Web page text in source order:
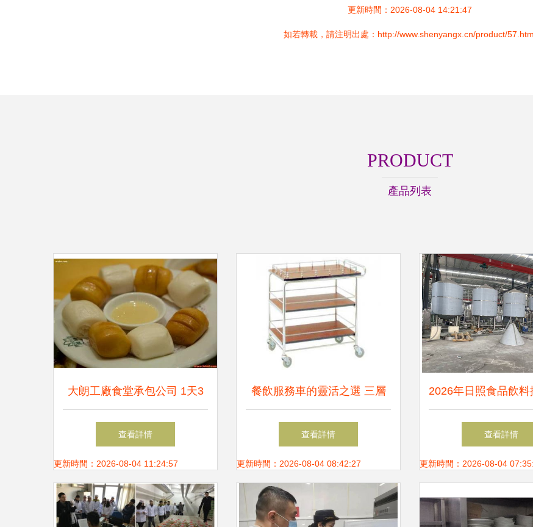
更新時間：2026-08-04 14:21:47
如若轉載，請注明出處：http://www.shenyangx.cn/product/
PRODUCT
產品列表
大朗工廠食堂承包公司 1天3
餐高效服務，助力企業降本增
效
查看詳情
更新時間：2026-08-04 11:24:57
餐飲服務車的靈活之選 三層
服務車C1-23的專業解讀與應
用場景
查看詳情
更新時間：2026-08-04 08:42:27
2026年日照食品飲料
源頭廠家深度評估與
查看詳情
更新時間：2026-08-04